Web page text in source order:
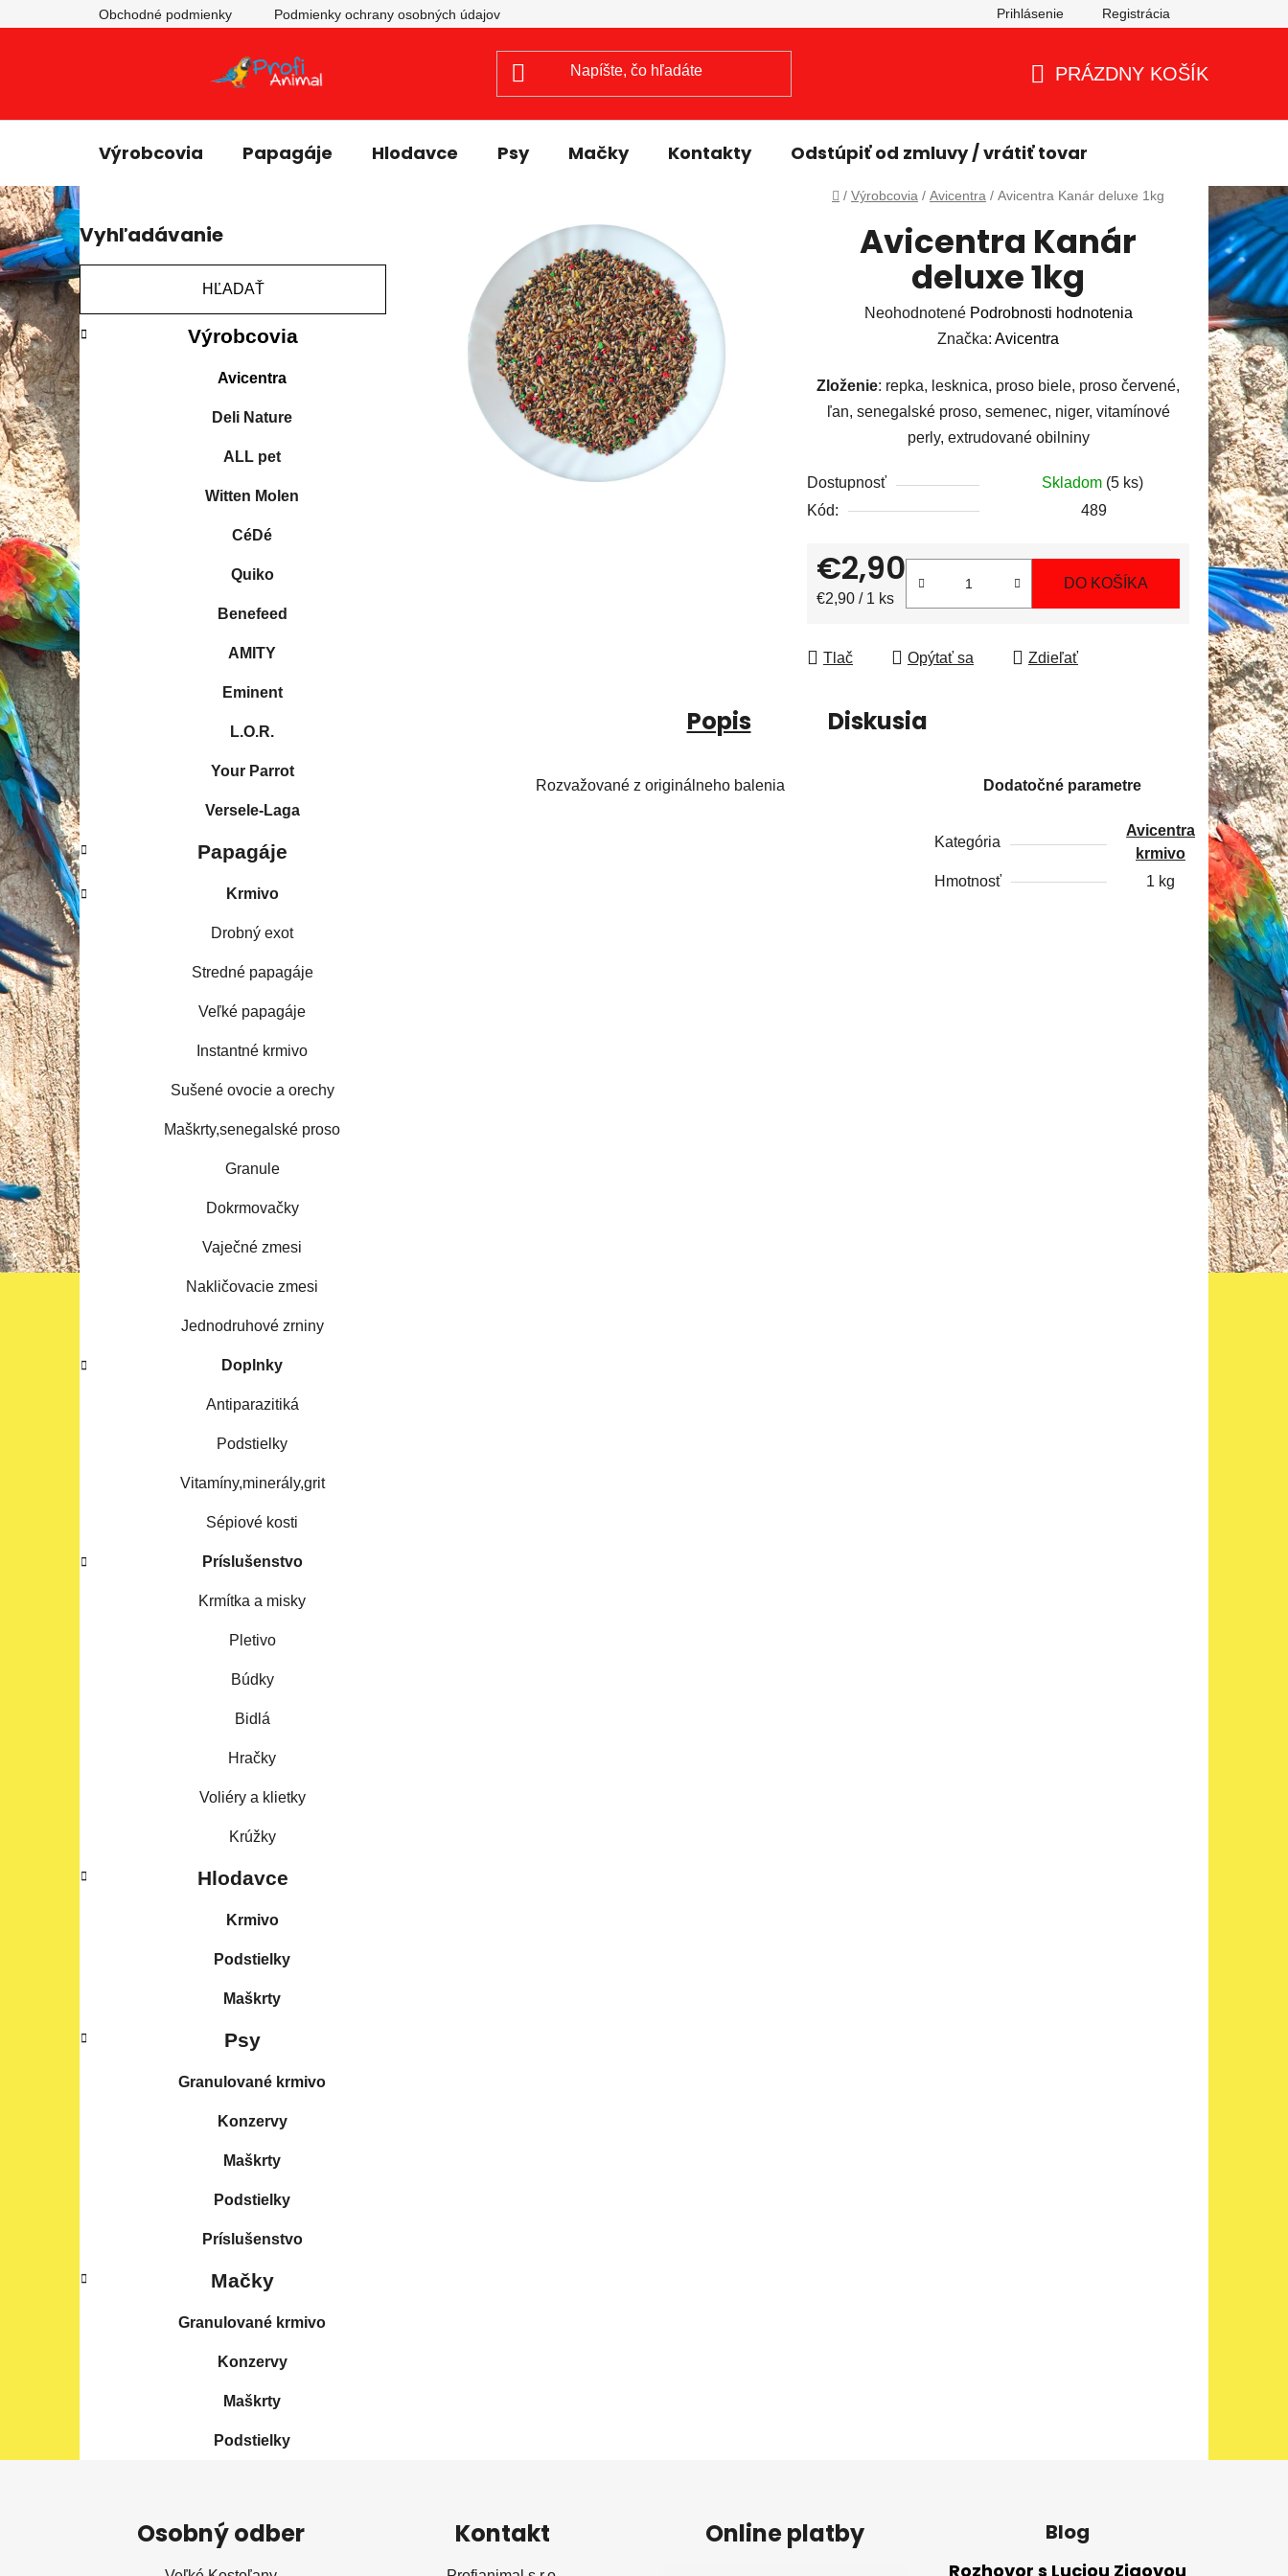
na
obsah
Obchodné podmienky Podmienky ochrany osobných údajov Prihlásenie Registrácia
KOŠÍK
PRÁZDNY KOŠÍK
Výrobcovia Papagáje Hlodavce Psy Mačky Kontakty Odstúpiť od zmluvy / vrátiť tovar
Domov
/ Výrobcovia / Avicentra / Avicentra Kanár deluxe 1kg
B
o
č
n
ý
p
a
n
e
l
Vyhľadávanie
HĽADAŤ
kategórie
K
a
t
e
g
ó
r
i
e
Výrobcovia
Avicentra
Deli Nature
ALL pet
Witten Molen
CéDé
Quiko
Benefeed
AMITY
Eminent
L.O.R.
Your Parrot
Versele-Laga
Papagáje
Krmivo
Drobný exot
Stredné papagáje
Veľké papagáje
Instantné krmivo
Sušené ovocie a orechy
Maškrty,senegalské proso
Granule
Dokrmovačky
Vaječné zmesi
Nakličovacie zmesi
Jednodruhové zrniny
Doplnky
Antiparazitiká
Podstielky
Vitamíny,minerály,grit
Sépiové kosti
Príslušenstvo
Krmítka a misky
Pletivo
Búdky
Bidlá
Hračky
Voliéry a klietky
Krúžky
Hlodavce
Krmivo
Podstielky
Maškrty
Psy
Granulované krmivo
Konzervy
Maškrty
Podstielky
Príslušenstvo
Mačky
Granulované krmivo
Konzervy
Maškrty
Podstielky
Avicentra Kanár
deluxe 1kg
Priemerné
hodnotenie
je
0,0
hviezdičiek.
Neohodnotené Podrobnosti hodnotenia
Značka: Avicentra
Zloženie: repka, lesknica, proso biele, proso červené,
ľan, senegalské proso, semenec, niger, vitamínové
perly, extrudované obilniny
Dostupnosť Skladom (5 ks)
Kód:
489
€2,90
Jednotková cena:
€2,90 / 1 ks
DO KOŠÍKA
Tlač Opýtať sa Zdieľať
Popis Diskusia
Rozvažované z originálneho balenia Dodatočné parametre
Kategória
Avicentra
krmivo
Hmotnosť
1 kg
Osobný odber Kontakt Online platby Blog
Rozhovor s Luciou Zigovou